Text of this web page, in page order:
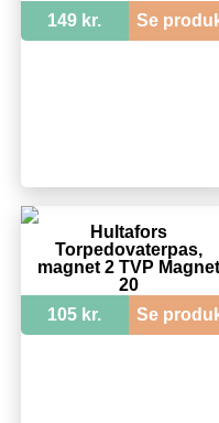
149 kr. Se
Hultafors
Torpedovaterpas,
magnet 2 TVP Magnet
20
105 kr.
Se